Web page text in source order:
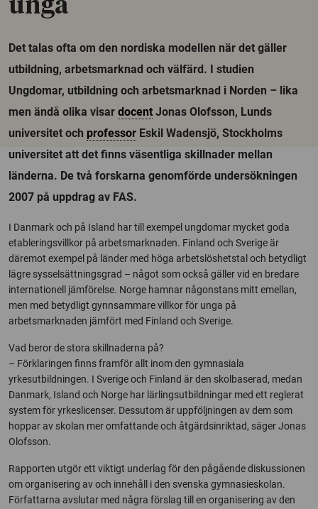
unga
Det talas ofta om den nordiska modellen när det gäller
utbildning, arbetsmarknad och välfärd. I studien
Ungdomar, utbildning och arbetsmarknad i Norden – lika
men ändå olika visar docent Jonas Olofsson, Lunds
universitet och professor Eskil Wadensjö, Stockholms
universitet att det finns väsentliga skillnader mellan
länderna. De två forskarna genomförde undersökningen
2007 på uppdrag av FAS.
I Danmark och på Island har till exempel ungdomar mycket goda
etableringsvillkor på arbetsmarknaden. Finland och Sverige är
däremot exempel på länder med höga arbetslöshetstal och betydligt
lägre sysselsättningsgrad – något som också gäller vid en bredare
internationell jämförelse. Norge hamnar någonstans mitt emellan,
men med betydligt gynnsammare villkor för unga på
arbetsmarknaden jämfört med Finland och Sverige.
Vad beror de stora skillnaderna på?
– Förklaringen finns framför allt inom den gymnasiala
yrkesutbildningen. I Sverige och Finland är den skolbaserad, medan
Danmark, Island och Norge har lärlingsutbildningar med ett reglerat
system för yrkeslicenser. Dessutom är uppföljningen av dem som
hoppar av skolan mer omfattande och åtgärdsinriktad, säger Jonas
Olofsson.
Rapporten utgör ett viktigt underlag för den pågående diskussionen
om organisering av och innehåll i den svenska gymnasieskolan.
Författarna avslutar med några förslag till en organisering av den